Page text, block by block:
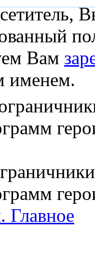
Вам
именем.
Главное